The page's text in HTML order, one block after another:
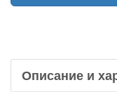
Описание и